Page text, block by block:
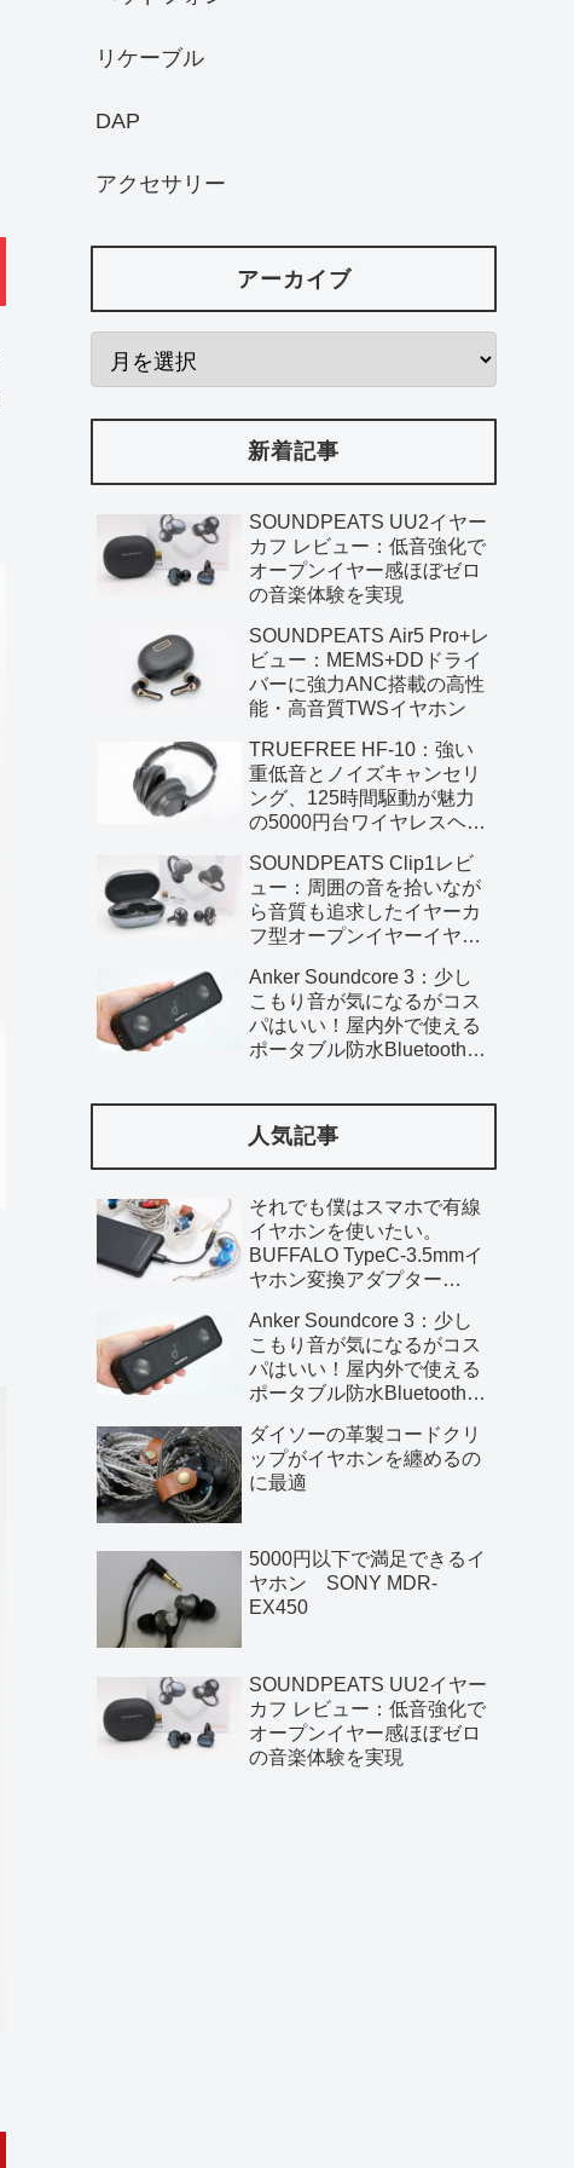
リケーブル
DAP
アクセサリー
アーカイブ
新着記事
SOUNDPEATS UU2イヤー
カフ レビュー：低音強化で
オープンイヤー感ほぼゼロ
の音楽体験を実現
SOUNDPEATS Air5 Pro+レ
ビュー：MEMS+DDドライ
バーに強力ANC搭載の高性
能・高音質TWSイヤホン
TRUEFREE HF-10：強い
重低音とノイズキャンセリ
ング、125時間駆動が魅力
の5000円台ワイヤレスヘッ
SOUNDPEATS Clip1レビ
ュー：周囲の音を拾いなが
ら音質も追求したイヤーカ
フ型オープンイヤーイヤホ
Anker Soundcore 3：少し
こもり音が気になるがコス
パはいい！屋内外で使える
ポータブル防水Bluetoothス
人気記事
それでも僕はスマホで有線
イヤホンを使いたい。
BUFFALO TypeC-3.5mmイ
ヤホン変換アダプター
Anker Soundcore 3：少し
こもり音が気になるがコス
パはいい！屋内外で使える
ポータブル防水Bluetoothス
ダイソーの革製コードクリ
ップがイヤホンを纏めるの
に最適
5000円以下で満足できるイ
ヤホン SONY MDR-
EX450
SOUNDPEATS UU2イヤー
カフ レビュー：低音強化で
オープンイヤー感ほぼゼロ
の音楽体験を実現